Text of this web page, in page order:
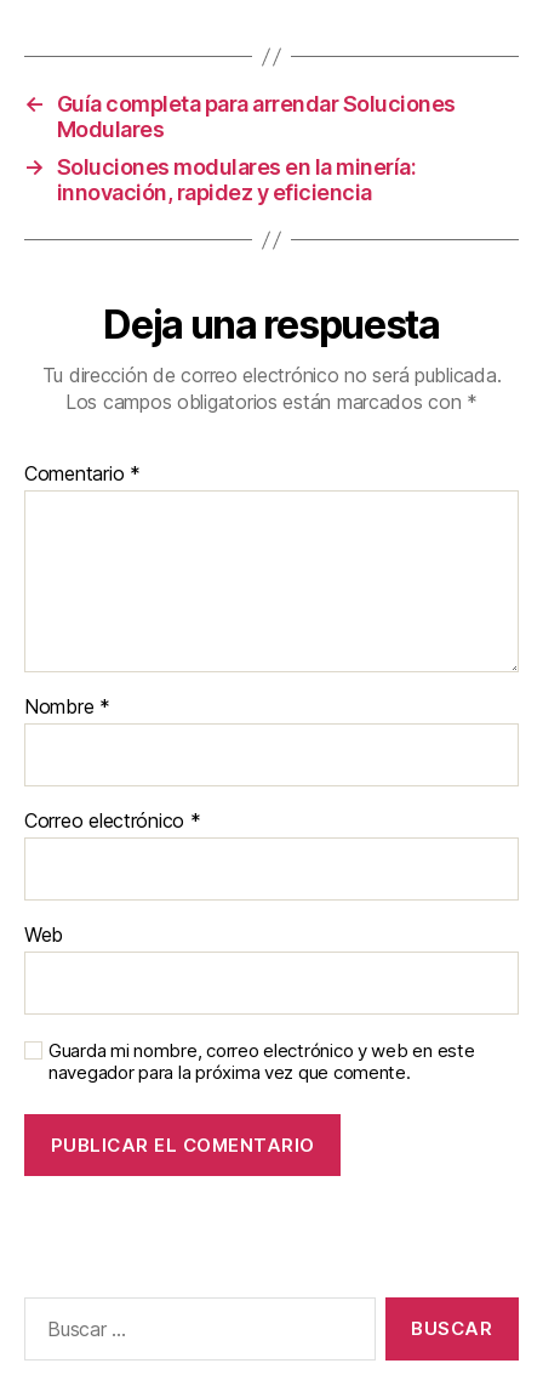
←
Guía completa para arrendar Soluciones
Modulares
→ Soluciones modulares en la minería:
innovación, rapidez y eficiencia
Deja una respuesta
Tu dirección de correo electrónico no será publicada.
Los campos obligatorios están marcados con *
Comentario *
Nombre *
Correo electrónico *
Web
Guarda mi nombre, correo electrónico y web en este
navegador para la próxima vez que comente.